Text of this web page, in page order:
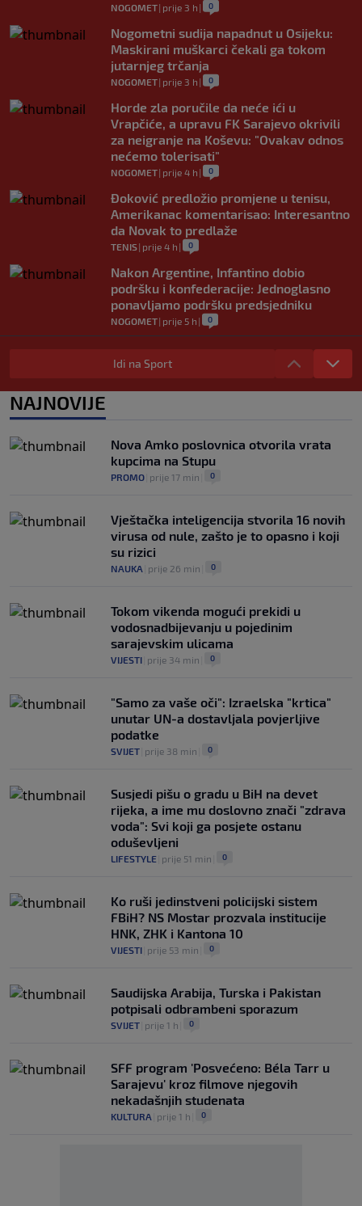
NOGOMET| prije 3 h | 0
Nogometni sudija napadnut u Osijeku:
Maskirani muškarci čekali ga tokom
jutarnjeg trčanja
NOGOMET| prije 3 h | 0
Horde zla poručile da neće ići u
Vrapčiće, a upravu FK Sarajevo okrivili
za neigranje na Koševu: "Ovakav odnos
nećemo tolerisati"
NOGOMET| prije 4 h | 0
Đoković predložio promjene u tenisu,
Amerikanac komentarisao: Interesantno
da Novak to predlaže
TENIS| prije 4 h | 0
Nakon Argentine, Infantino dobio
podršku i konfederacije: Jednoglasno
ponavljamo podršku predsjedniku
NOGOMET| prije 5 h | 0
Tužne vijesti: Preminuo nekadašnji
prvak Jugoslavije
čak 50 miliona dolara
prije 6 h 0
Idi na Sport
NAJNOVIJE
Nova Amko poslovnica otvorila vrata
kupcima na Stupu
PROMO prije 17 min 0
Vještačka inteligencija stvorila 16 novih
virusa od nule, zašto je to opasno i koji
su rizici
NAUKA prije 26 min 0
Tokom vikenda mogući prekidi u
vodosnadbijevanju u pojedinim
sarajevskim ulicama
VIJESTI prije 34 min 0
"Samo za vaše oči": Izraelska "krtica"
unutar UN-a dostavljala povjerljive
podatke
SVIJET prije 38 min 0
Susjedi pišu o gradu u BiH na devet
rijeka, a ime mu doslovno znači "zdrava
voda": Svi koji ga posjete ostanu
oduševljeni
LIFESTYLE prije 51 min 0
Ko ruši jedinstveni policijski sistem
FBiH? NS Mostar prozvala institucije
HNK, ZHK i Kantona 10
VIJESTI prije 53 min 0
Saudijska Arabija, Turska i Pakistan
potpisali odbrambeni sporazum
SVIJET prije 1 h 0
SFF program 'Posvećeno: Béla Tarr u
Sarajevu' kroz filmove njegovih
nekadašnjih studenata
KULTURA prije 1 h 0